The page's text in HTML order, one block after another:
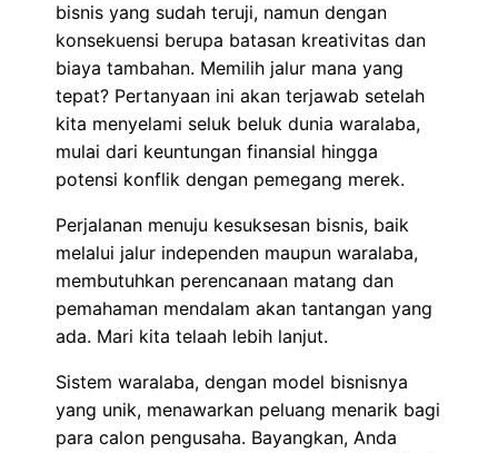
bisnis yang sudah teruji, namun dengan
konsekuensi berupa batasan kreativitas dan
biaya tambahan. Memilih jalur mana yang
tepat? Pertanyaan ini akan terjawab setelah
kita menyelami seluk beluk dunia waralaba,
mulai dari keuntungan finansial hingga
potensi konflik dengan pemegang merek.
Perjalanan menuju kesuksesan bisnis, baik
melalui jalur independen maupun waralaba,
membutuhkan perencanaan matang dan
pemahaman mendalam akan tantangan yang
ada. Mari kita telaah lebih lanjut.
Sistem waralaba, dengan model bisnisnya
yang unik, menawarkan peluang menarik bagi
para calon pengusaha. Bayangkan, Anda